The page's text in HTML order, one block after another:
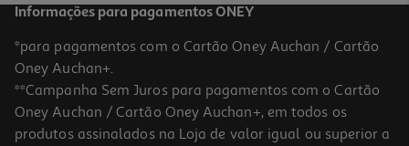
Informações para pagamentos ONEY
*para pagamentos com o Cartão Oney Auchan / Cartão
Oney Auchan+.
**Campanha Sem Juros para pagamentos com o Cartão
Oney Auchan / Cartão Oney Auchan+, em todos os
produtos assinalados na Loja de valor igual ou superior a